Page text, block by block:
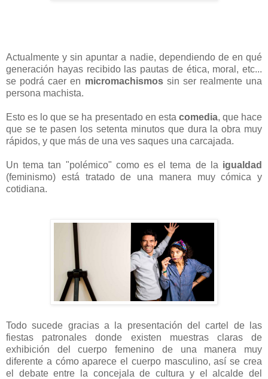
Actualmente y sin apuntar a nadie, dependiendo de en qué
generación hayas recibido las pautas de ética, moral, etc...
se podrá caer en micromachismossin ser realmente una
persona machista.
Esto es lo que se ha presentado en esta comedia, que hace
que se te pasen los setenta minutos que dura la obra muy
rápidos, y que más de una ves saques una carcajada.
Un tema tan "polémico" como es el tema de la igualdad
(feminismo) está tratado de una manera muy cómica y
cotidiana.
Todo sucede gracias a la presentación del cartel de las
fiestas patronales donde existen muestras claras de
exhibición del cuerpo femenino de una manera muy
diferente a cómo aparece el cuerpo masculino, así se crea
el debate entre la concejala de cultura y el alcalde del